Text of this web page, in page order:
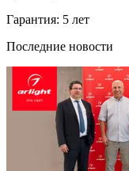
Гарантия: 5 лет
Последние новости